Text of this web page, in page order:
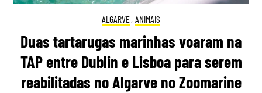
ALGARVE, ANIMAIS
Duas tartarugas marinhas voaram na
TAP entre Dublin e Lisboa para serem
reabilitadas no Algarve no Zoomarine